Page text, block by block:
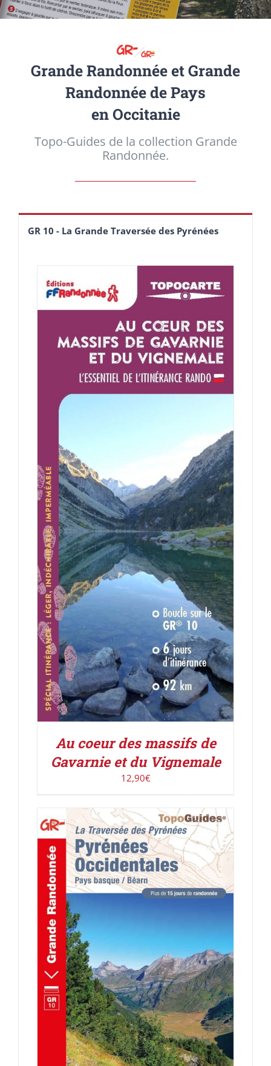
Grande Randonnée et Grande
Randonnée de Pays
en Occitanie
Topo-Guides de la collection Grande
Randonnée.
GR 10 - La Grande Traversée des Pyrénées
AJOUTER AU PANIER / DÉTAILS
Au coeur des massifs de
Gavarnie et du Vignemale
12,90€
ACHETER LE PRODUIT / DÉTAILS